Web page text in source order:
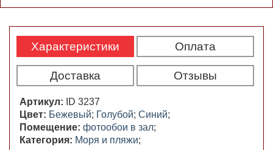
Характеристики Оплата
Доставка Отзывы
Артикул:
ID 3237
Цвет: Бежевый; Голубой; Синий;
Помещение: фотообои в зал;
Категория: Моря и пляжи;